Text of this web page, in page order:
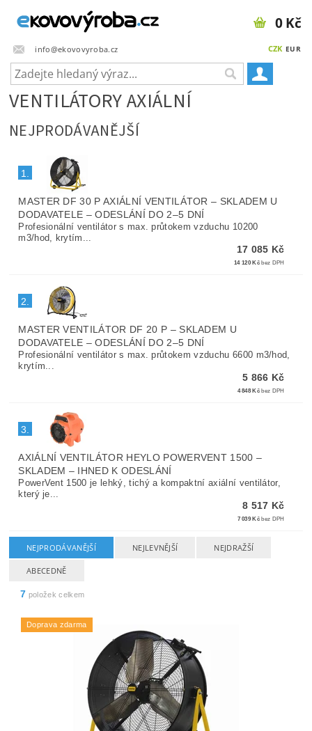
info@ekovovyroba.cz CZK EUR
0 Kč
VENTILÁTORY AXIÁLNÍ
NEJPRODÁVANĚJŠÍ
1.
MASTER DF 30 P AXIÁLNÍ VENTILÁTOR– SKLADEM U
DODAVATELE – ODESLÁNÍ DO 2–5 DNÍ
Profesionální ventilátor s max. průtokem vzduchu 10200
m3/hod, krytím...
17 085 Kč
14 120 Kč bez DPH
2.
MASTER VENTILÁTOR DF 20 P – SKLADEM U
DODAVATELE – ODESLÁNÍ DO 2–5 DNÍ
Profesionální ventilátor s max. průtokem vzduchu 6600 m3/hod,
krytím...
5 866 Kč
4 848 Kč bez DPH
3.
AXIÁLNÍ VENTILÁTOR HEYLO POWERVENT 1500–
SKLADEM – IHNED K ODESLÁNÍ
PowerVent 1500 je lehký, tichý a kompaktní axiální ventilátor,
který je...
8 517 Kč
7 039 Kč bez DPH
NEJPRODÁVANĚJŠÍ NEJLEVNĚJŠÍ NEJDRAŽŠÍ
ABECEDNĚ
7 položek celkem
Doprava zdarma